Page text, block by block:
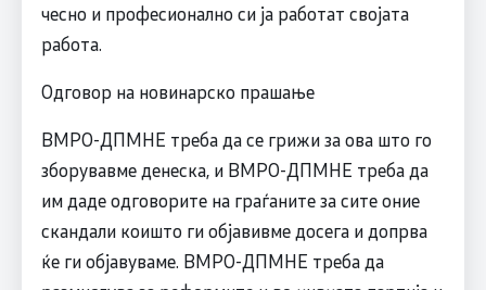
чесно и професионално си ја работат својата
работа.
Одговор на новинарско прашање
ВМРО-ДПМНЕ треба да се грижи за ова што го
зборувавме денеска, и ВМРО-ДПМНЕ треба да
им даде одговорите на граѓаните за сите оние
скандали коишто ги објавивме досега и допрва
ќе ги објавуваме. ВМРО-ДПМНЕ треба да